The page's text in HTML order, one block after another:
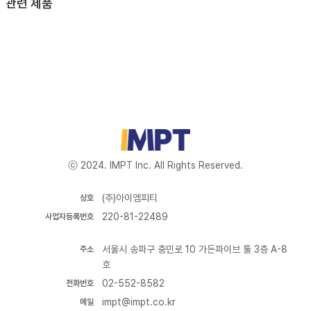
관련 제품
ⓒ 2024. IMPT Inc. All Rights Reserved.
(주)아이엠피티
상호
사업자등록번호
220-81-22489
주소
서울시 송파구 충민로 10 가든파이브 툴 3층 A-8
호
전화번호 02-552-8582
메일 impt@impt.co.kr